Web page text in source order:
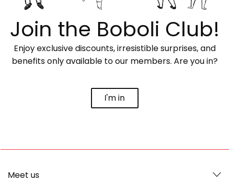
Join the Boboli Club!
Enjoy exclusive discounts, irresistible surprises, and
benefits only available to our members. Are you in?
I'm in
Meet us